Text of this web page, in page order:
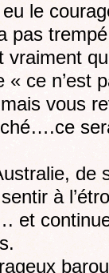
le
pas
vraiment
ce n’est
vous
à
et